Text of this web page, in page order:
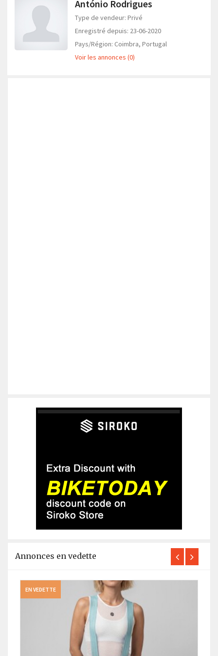
António Rodrigues
Type de vendeur: Privé
Enregistré depuis: 23-06-2020
Pays/Région: Coimbra, Portugal
Voir les annonces (0)
Annonces en vedette
EN VEDETTE